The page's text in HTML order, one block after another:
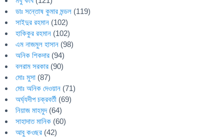
ডাঃ সন্তোষ কুমার মন্ডল (119)
সাইদুর রহমান (102)
হাকিকুর রহমান (102)
এম নাজমুল হাসান (98)
অনিক শিকদার (94)
বলরাম সরকার (90)
মোঃ মুসা (87)
মোঃ অনিক দেওয়ান (71)
অর্ঘ্যদীপ চক্রবর্তী (69)
নিয়াজ মাহমুদ(64)
সাহাদাত মানিক (60)
আবু কওছর (42)